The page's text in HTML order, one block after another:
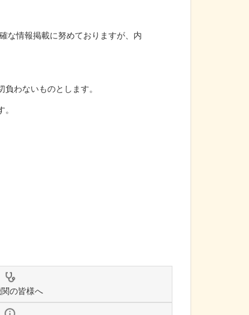
な情報掲載に努めておりますが、内
わないものとします。
関の皆様へ